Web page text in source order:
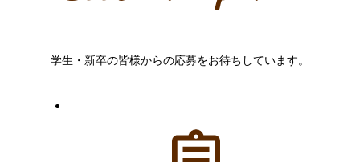
学生・新卒の皆様からの応募をお待ちしています。